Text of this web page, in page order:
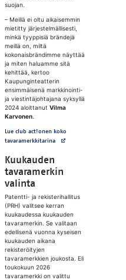
suojan.
– Meillä ei oltu aikaisemmin
mietitty järjestelmällisesti,
minkä tyyppisiä brändejä
meillä on, miltä
kokonaisbrändimme näyttää
ja miten haluamme sitä
kehittää, kertoo
Kaupunginteatterin
ensimmäisenä markkinointi-
ja viestintäjohtajana syksyllä
2024 aloittanut Vilma
Karvonen.
Lue club act!onen koko
tavaramerkkitarinaAvautuu uuteen välilehteen
Kuukauden
tavaramerkin
valinta
Patentti- ja rekisterihallitus
(PRH) valitsee kerran
kuukaudessa kuukauden
tavaramerkin. Se valitaan
edellisenä vuonna kyseisen
kuukauden aikana
rekisteröityjen
tavaramerkkien joukosta. Eli
toukokuun 2026
tavaramerkki on valittu